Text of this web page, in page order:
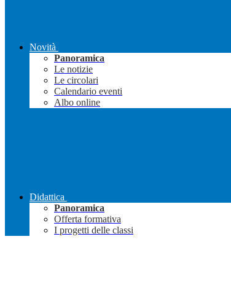
Novità
Panoramica
Le notizie
Le circolari
Calendario eventi
Albo online
Didattica
Panoramica
Offerta formativa
I progetti delle classi